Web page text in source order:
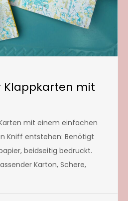
mit
mit einem einfachen
Kniff entstehen: Benötigt
beidseitig bedruckt.
Karton, Schere,